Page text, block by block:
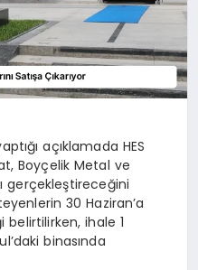
açıklamada HES
Boyçelik Metal ve
gerçekleştireceğini
30 Haziran’a
ihale 1
binasında